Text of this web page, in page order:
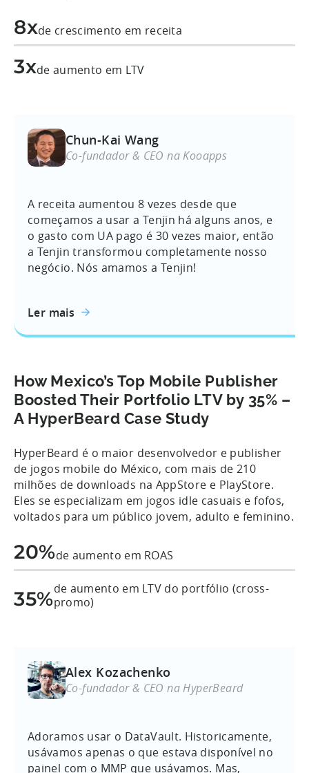
8xde crescimento em receita
3xde aumento em LTV
Chun-Kai Wang
Co-fundador & CEO na Kooapps
A receita aumentou 8 vezes desde que
começamos a usar a Tenjin há alguns anos, e
o gasto com UA pago é 30 vezes maior, então
a Tenjin transformou completamente nosso
negócio. Nós amamos a Tenjin!
Ler mais
How Mexico’s Top Mobile Publisher
Boosted Their Portfolio LTV by 35% –
A HyperBeard Case Study
HyperBeard é o maior desenvolvedor e publisher
de jogos mobile do México, com mais de 210
milhões de downloads na AppStore e PlayStore.
Eles se especializam em jogos idle casuais e fofos,
voltados para um público jovem, adulto e feminino.
20%de aumento em ROAS
35%de aumento em LTV do portfólio (cross-
promo)
Alex Kozachenko
Co-fundador & CEO na HyperBeard
Adoramos usar o DataVault. Historicamente,
usávamos apenas o que estava disponível no
painel com o MMP que usávamos. Mas,